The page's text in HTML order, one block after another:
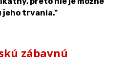
jeho trvania."
zábavnú